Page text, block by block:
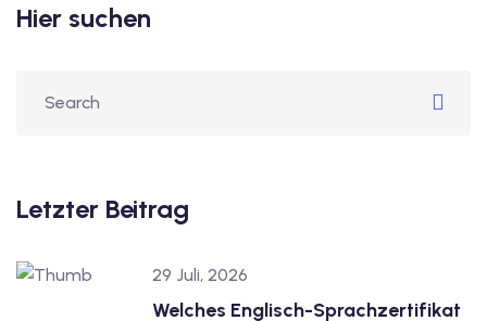
Hier suchen
Letzter Beitrag
29 Juli, 2026
Welches Englisch-Sprachzertifikat